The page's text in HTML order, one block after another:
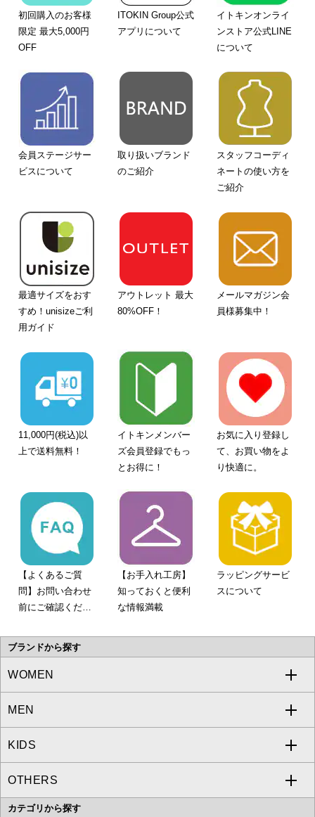
初回購入のお客様
限定 最大5,000円
OFF
ITOKIN Group公式
アプリについて
イトキンオンライ
ンストア公式LINE
について
会員ステージサー
ビスについて
取り扱いブランド
のご紹介
スタッフコーディ
ネートの使い方を
ご紹介
最適サイズをおす
すめ！unisizeご利
用ガイド
アウトレット 最大
80%OFF！
メールマガジン会
員様募集中！
11,000円(税込)以
上で送料無料！
イトキンメンバー
ズ会員登録でもっ
とお得に！
お気に入り登録し
て、お買い物をよ
り快適に。
【よくあるご質
問】お問い合わせ
前にご確認くださ
【お手入れ工房】
知っておくと便利
な情報満載
ラッピングサービ
スについて
ブランドから探す
WOMEN
a.v.v
MICHEL KLEIN
MK MICHEL KLEIN
MEN
a.v.v
MICHEL KLEIN HOMME
KIDS
a.v.v
OTHERS
カテゴリから探す